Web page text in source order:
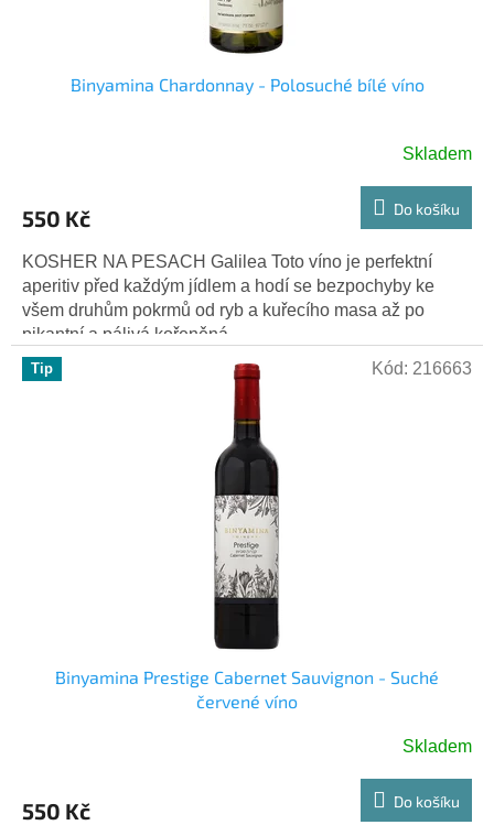
Binyamina Chardonnay - Polosuché bílé víno
Skladem
550 Kč Do košíku
KOSHER NA PESACH Galilea Toto víno je perfektní
aperitiv před každým jídlem a hodí se bezpochyby ke
všem druhům pokrmů od ryb a kuřecího masa až po
pikantní a pálivá kořeněná...
Tip
Binyamina Prestige Cabernet Sauvignon - Suché
červené víno
Skladem
550 Kč Do košíku
Kód: 216663